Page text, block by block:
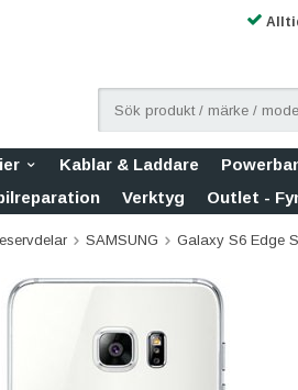
Kablar & Laddare
Verktyg Outlet -
SAMSUNG Galaxy S6 Edge